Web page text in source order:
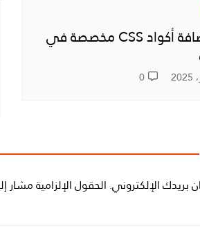
3 طرق لإضافة أكواد CSS مخصصة في
0
بريدك الإلكتروني. الحقول الإلزامية مشار